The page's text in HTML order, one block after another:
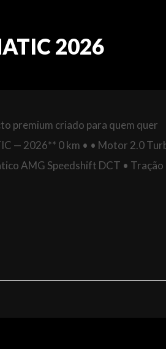
2026
premium criado para quem quer
— 2026** 0 km • • Motor 2.0
AMG Speedshift DCT • Tração